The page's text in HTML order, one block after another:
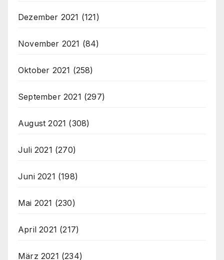
Dezember 2021 (121)
November 2021 (84)
Oktober 2021 (258)
September 2021 (297)
August 2021 (308)
Juli 2021 (270)
Juni 2021 (198)
Mai 2021 (230)
April 2021 (217)
März 2021 (234)